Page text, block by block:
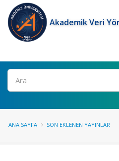
Akademik Veri
Ara
ANA SAYFA SON EKLENEN YAYINLAR